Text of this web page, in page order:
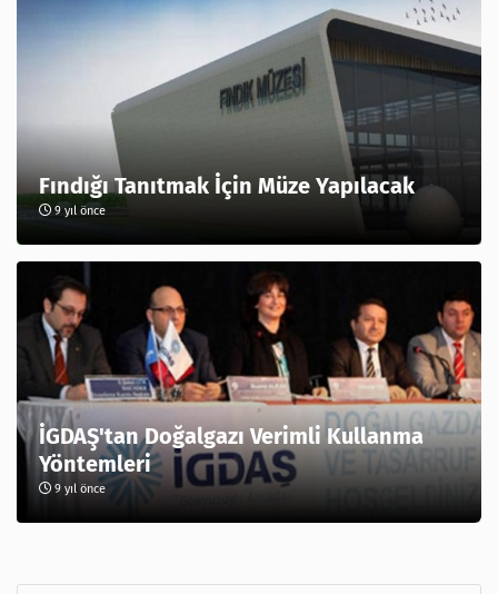
Fındığı Tanıtmak İçin Müze Yapılacak
9 yıl önce
İGDAŞ'tan Doğalgazı Verimli Kullanma
Yöntemleri
9 yıl önce